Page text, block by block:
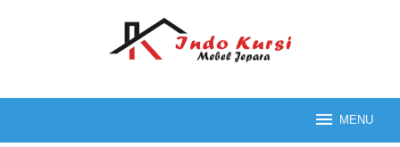
MENU